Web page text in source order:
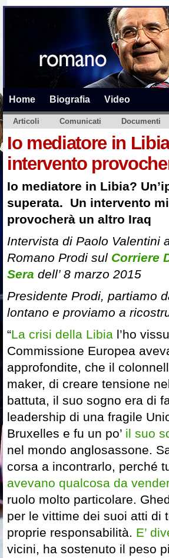
Home Biografia Video
Articoli Comunicati Documenti
Io mediatore in
intervento
Io mediatore in Libia?
superata. Un intervento
provocherà un altro Iraq
Intervista di Paolo Valentini
Romano Prodi sul Corriere
Sera dell’ 8 marzo 2015
Presidente Prodi, partiamo
lontano e proviamo a
“La crisi della Libia l’ho
Commissione Europea
approfondite, che il
maker, di creare tensione
battuta, il suo sogno era di
leadership di una fragile
Bruxelles e fu un po’ il suo
nel mondo anglosassone.
corsa a incontrarlo, perché
avevano qualcosa da
ruolo molto particolare.
per le vittime dei suoi atti di
proprie responsabilità. E’
vicini, ha sostenuto il peso